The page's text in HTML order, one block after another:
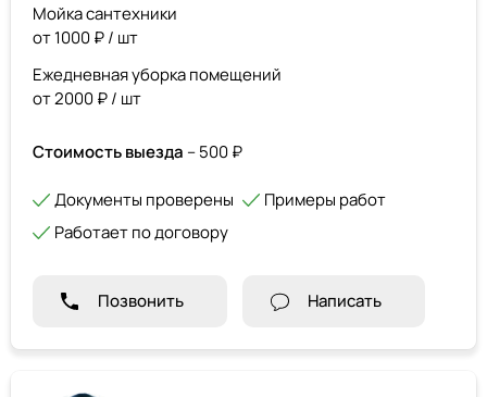
Мойка сантехники
от 1000 ₽ / шт
Ежедневная уборка помещений
от 2000 ₽ / шт
Стоимость выезда – 500 ₽
Документы проверены
Примеры работ
Работает по договору
Позвонить Написать